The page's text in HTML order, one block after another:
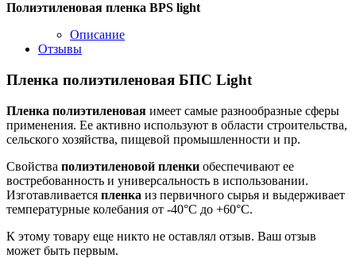
Полиэтиленовая пленка BPS light
Описание
Отзывы
Пленка полиэтиленовая БПС Light
Пленка полиэтиленовая имеет самые разнообразные сферы
применения. Ее активно используют в области строительства,
сельского хозяйства, пищевой промышленности и пр.
Свойства полиэтиленовой пленки обеспечивают ее
востребованность и универсальность в использовании.
Изготавливается пленка из первичного сырья и выдерживает
температурные колебания от -40°С до +60°С.
К этому товару еще никто не оставлял отзыв. Ваш отзыв
может быть первым.